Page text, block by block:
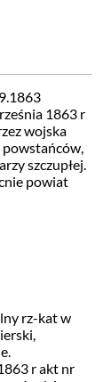
1863 r
wojska
powstańców,
szczupłej.
powiat
rz-kat w
r akt nr